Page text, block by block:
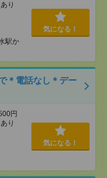
り
駅か
気になる！
＊電話なし＊デー
円
り
気になる！